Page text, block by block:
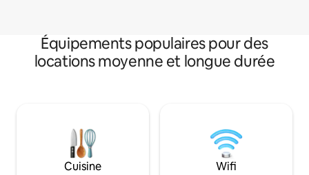
Équipements populaires pour des
locations moyenne et longue durée
Cuisine Wifi